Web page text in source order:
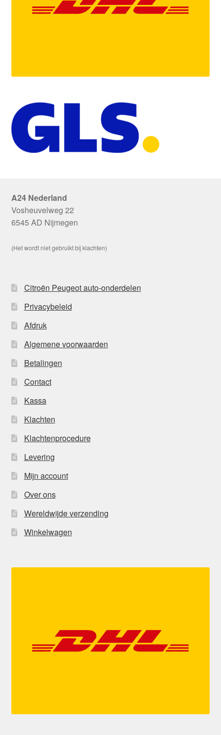
A24 Nederland
Vosheuvelweg 22
6545 AD Nijmegen
(Het wordt niet gebruikt bij klachten)
Citroën Peugeot auto-onderdelen
Privacybeleid
Afdruk
Algemene voorwaarden
Betalingen
Contact
Kassa
Klachten
Klachtenprocedure
Levering
Mijn account
Over ons
Wereldwijde verzending
Winkelwagen